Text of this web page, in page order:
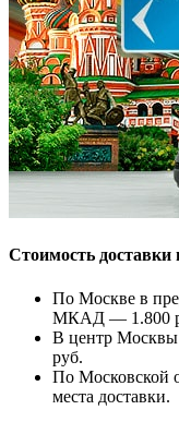
Стоимость
По Москве в
МКАД — 1.800
В центр Москвы
руб.
По Московской
места доставки.